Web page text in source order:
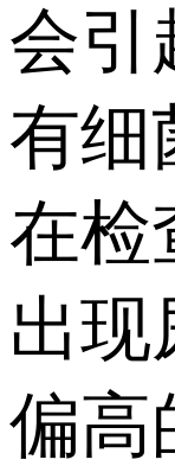
会引
有细
在检
出现
偏高